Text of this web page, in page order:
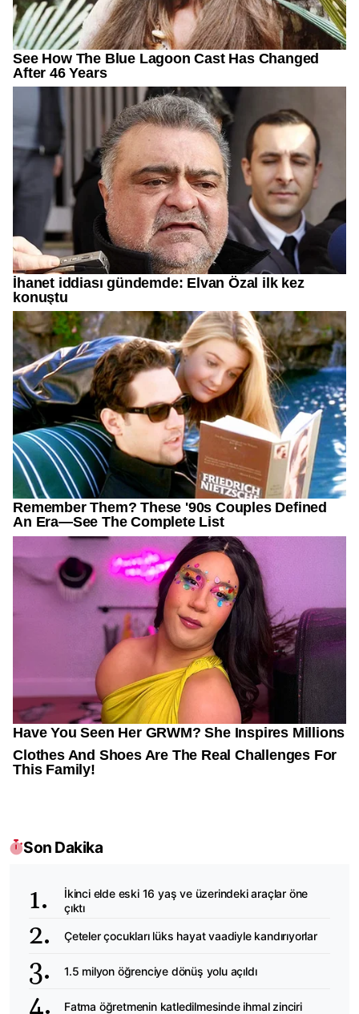
Son Dakika
İkinci elde eski 16 yaş ve üzerindeki araçlar öne
çıktı
Çeteler çocukları lüks hayat vaadiyle kandırıyorlar
1.5 milyon öğrenciye dönüş yolu açıldı
Fatma öğretmenin katledilmesinde ihmal zinciri